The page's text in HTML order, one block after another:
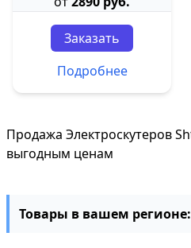
Заказать
Подробнее
Продажа Электроскутеров
выгодным ценам
Товары в вашем регионе: